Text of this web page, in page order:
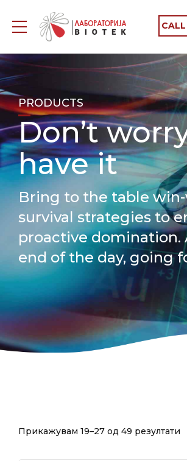
PRODUCTS
Don’t
have it
Bring to the table
survival strategies to
proactive domination.
end of the day, going
Прикажувам 19–27 од 49 резултати